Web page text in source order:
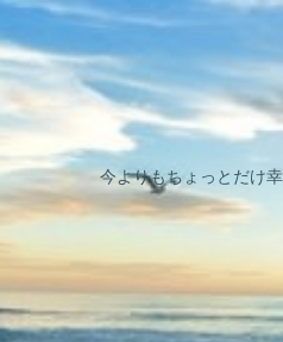
今よりもちょっとだけ